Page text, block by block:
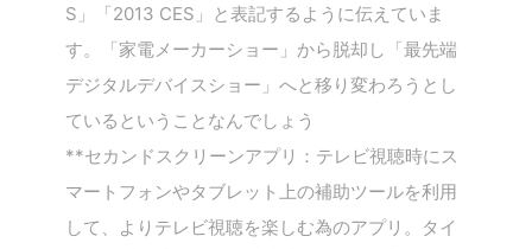
S」「2013 CES」と表記するように伝えていま
す。「家電メーカーショー」から脱却し「最先端
デジタルデバイスショー」へと移り変わろうとし
ているということなんでしょう
**セカンドスクリーンアプリ：テレビ視聴時にス
マートフォンやタブレット上の補助ツールを利用
して、よりテレビ視聴を楽しむ為のアプリ。タイ